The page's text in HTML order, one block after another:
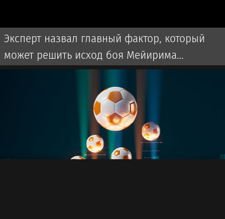
Эксперт назвал главный фактор, который
может решить исход боя Мейирима
Нурсултанова за титул WBC